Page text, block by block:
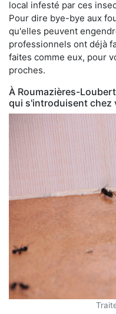
local infesté par ces
Pour dire bye-bye aux
qu'elles peuvent
professionnels ont déjà
faites comme eux, pour
proches.
À Roumazières-
qui s'introduisent chez